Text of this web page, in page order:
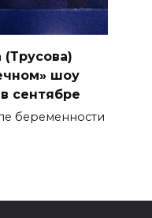
шоу
сентябре
беременности